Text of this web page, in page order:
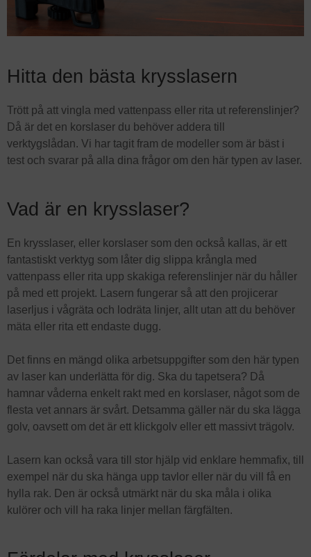
Hitta den bästa krysslasern
Trött på att vingla med vattenpass eller rita ut referenslinjer?
Då är det en korslaser du behöver addera till
verktygslådan. Vi har tagit fram de modeller som är bäst i
test och svarar på alla dina frågor om den här typen av laser.
Vad är en krysslaser?
En krysslaser, eller korslaser som den också kallas, är ett
fantastiskt verktyg som låter dig slippa krångla med
vattenpass eller rita upp skakiga referenslinjer när du håller
på med ett projekt. Lasern fungerar så att den projicerar
laserljus i vågräta och lodräta linjer, allt utan att du behöver
mäta eller rita ett endaste dugg.
Det finns en mängd olika arbetsuppgifter som den här typen
av laser kan underlätta för dig. Ska du tapetsera? Då
hamnar våderna enkelt rakt med en korslaser, något som de
flesta vet annars är svårt. Detsamma gäller när du ska lägga
golv, oavsett om det är ett klickgolv eller ett massivt trägolv.
Lasern kan också vara till stor hjälp vid enklare hemmafix, till
exempel när du ska hänga upp tavlor eller när du vill få en
hylla rak. Den är också utmärkt när du ska måla i olika
kulörer och vill ha raka linjer mellan färgfälten.